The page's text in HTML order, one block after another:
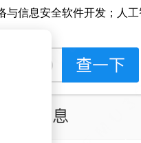
信息安全软件开发；人